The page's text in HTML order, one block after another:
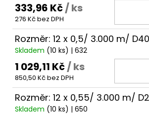
333,96 Kč/ ks
276 Kč bez DPH
Rozměr: 12 x 0,5/ 3.000 m/
Skladem (10 ks) | 632
1 029,11 Kč/ ks
850,50 Kč bez DPH
Rozměr: 12 x 0,55/ 3.000 m/
Skladem (10 ks) | 650